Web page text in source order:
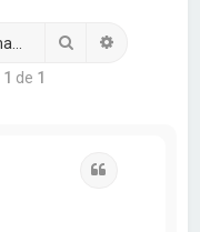
Buscar
1 de 1